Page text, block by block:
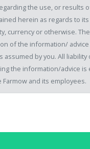
the use, or results
herein as regards to
currency or otherwise.
of the information/
assumed by you. All
the information/advice is
Farmow and its employees.